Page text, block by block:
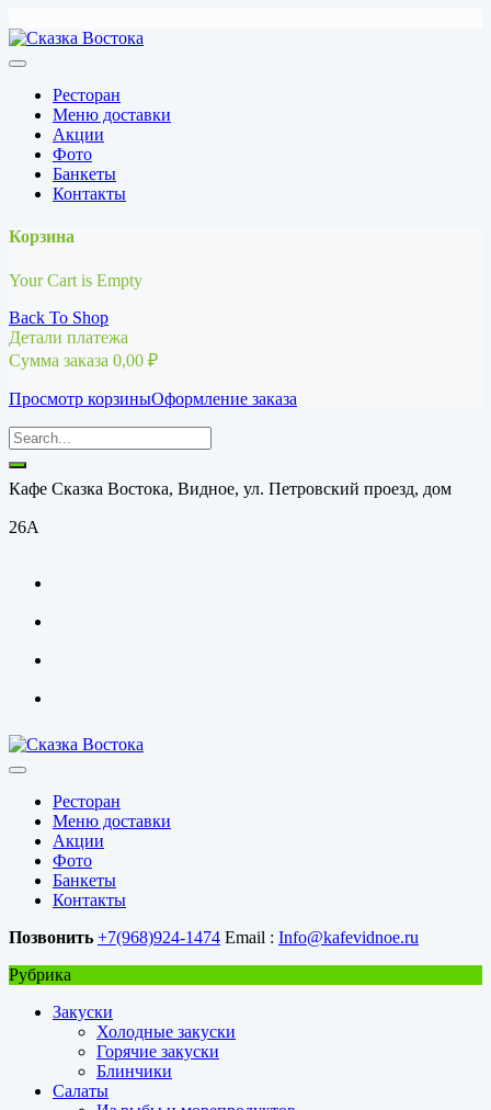
Перейти
к
Ресторан
Меню доставки
Акции
Фото
Банкеты
Контакты
Корзина
Your Cart is Empty
Back To Shop
Детали платежа
Сумма заказа 0,00 ₽
Просмотр корзиныОформление заказа
Кафе Сказка Востока, Видное, ул. Петровский проезд, дом
26А
Ресторан
Меню доставки
Акции
Фото
Банкеты
Контакты
Позвонить +7(968)924-1474 Email : Info@kafevidnoe.ru
Рубрика
Закуски
Холодные закуски
Горячие закуски
Блинчики
Салаты